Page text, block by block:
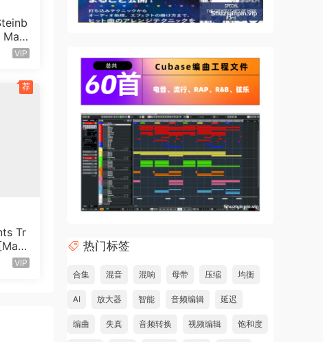
Mac
VIP
Tr
VIP
荐
热门标签
合集 混音 混响 母带 压缩 均衡
AI 放大器 智能 音频编辑 延迟
编曲 失真 音频转换 视频编辑 饱和度